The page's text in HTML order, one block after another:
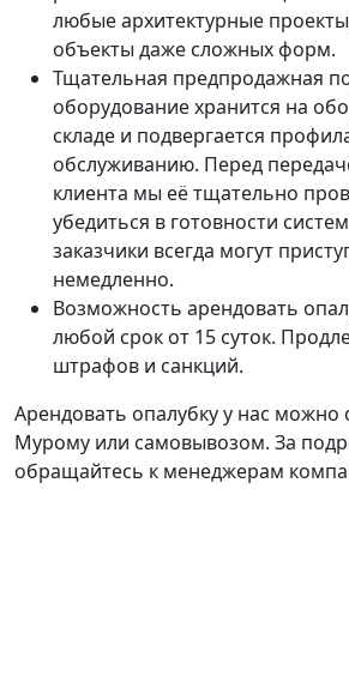
любые архитектурные
объекты даже сложных форм.
Тщательная предпродажная
оборудование хранится на
складе и подвергается
обслуживанию. Перед
клиента мы её тщательно
убедиться в готовности
заказчики всегда могут
немедленно.
Возможность арендовать
любой срок от 15 суток.
штрафов и санкций.
Арендовать опалубку у нас можно
Мурому или самовывозом. За
обращайтесь к менеджерам